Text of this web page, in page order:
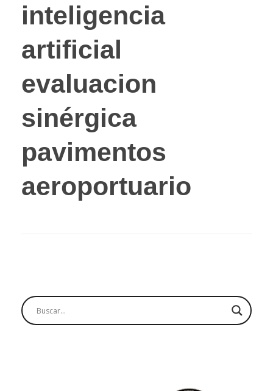
inteligencia
artificial
evaluacion
sinérgica
pavimentos
aeroportuario